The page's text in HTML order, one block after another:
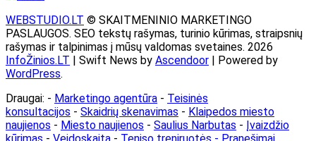
WEBSTUDIO.LT © SKAITMENINIO MARKETINGO
PASLAUGOS. SEO tekstų rašymas, turinio kūrimas, straipsnių
rašymas ir talpinimas į mūsų valdomas svetaines. 2026
InfoŽinios.LT | Swift News by Ascendoor | Powered by
WordPress.
Draugai: - Marketingo agentūra - Teisinės
konsultacijos - Skaidrių skenavimas - Klaipedos miesto
naujienos - Miesto naujienos - Saulius Narbutas - Įvaizdžio
kūrimas - Veidoskaita - Teniso treniruotės - Pranešimai